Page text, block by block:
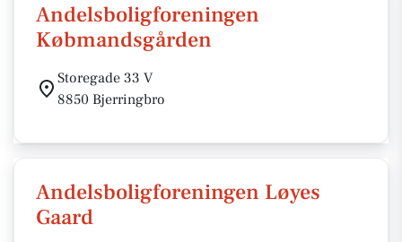
Andelsboligforeningen
Købmandsgården
Storegade 33 V
8850 Bjerringbro
Andelsboligforeningen Løyes
Gaard